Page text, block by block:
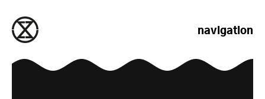
navigation